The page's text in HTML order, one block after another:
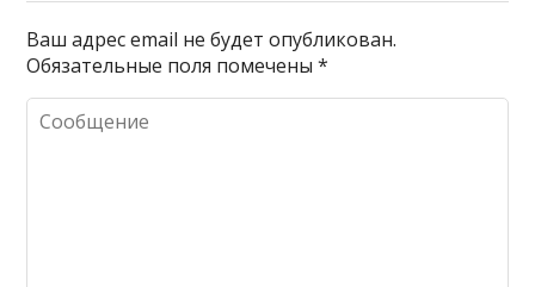
Ваш адрес email не будет опубликован.
Обязательные поля помечены*